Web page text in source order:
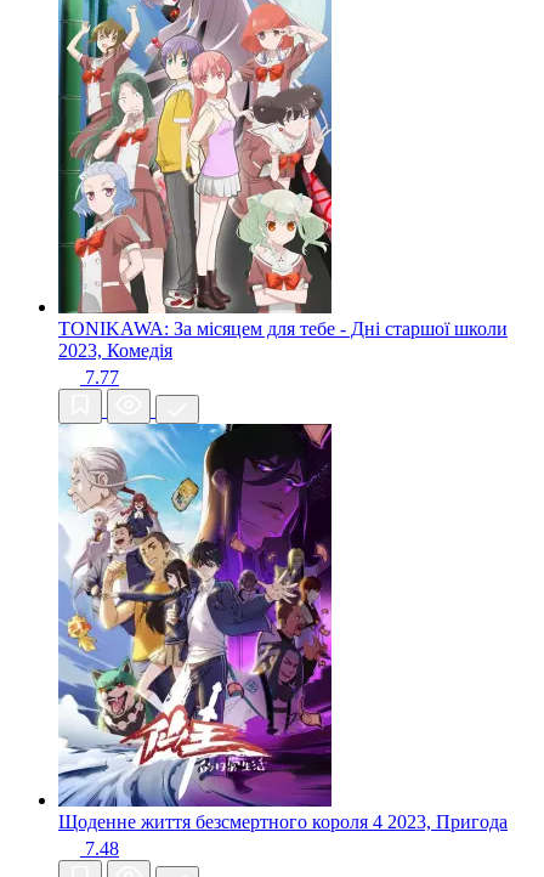
TONIKAWA: За місяцем для тебе - Дні старшої школи
2023, Комедія
7.77
Щоденне життя безсмертного короля 4 2023, Пригода
7.48